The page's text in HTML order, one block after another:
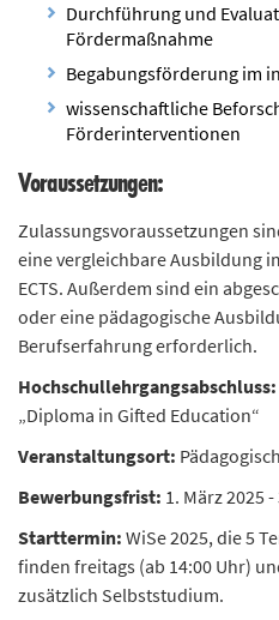
Durchführung und
Fördermaßnahme
Begabungsförderung im
wissenschaftliche
Förderinterventionen
Voraussetzungen:
Zulassungsvoraussetzungen
eine vergleichbare Ausbildung
ECTS. Außerdem sind ein
oder eine pädagogische
Berufserfahrung erforderlich.
Hochschullehrgangsabschluss:
„Diploma in Gifted Education“
Veranstaltungsort:
Bewerbungsfrist: 1. März 2025
Starttermin: WiSe 2025, die 5
finden freitags (ab 14:00 Uhr)
zusätzlich Selbststudium.